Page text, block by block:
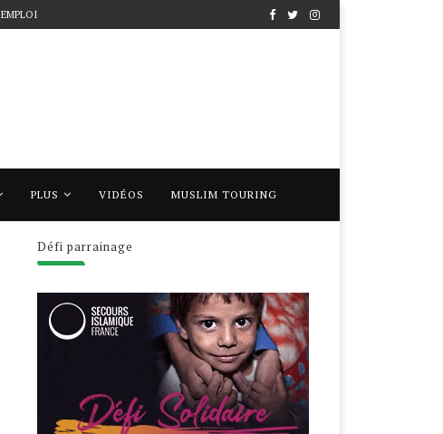
EMPLOI
PLUS VIDÉOS MUSLIM TOURING
Défi parrainage